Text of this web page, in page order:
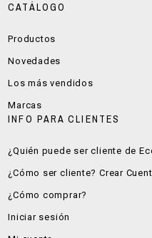
CATÁLOGO
Productos
Novedades
Los más vendidos
Marcas
INFO PARA CLIENTES
¿Quién puede ser cliente de
¿Cómo ser cliente? Crear
¿Cómo comprar?
Iniciar sesión